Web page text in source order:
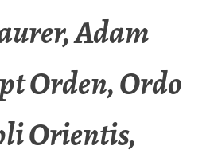
Adam
Orden, Ordo
Orientis,